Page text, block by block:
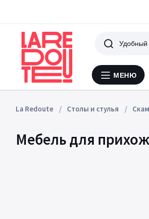
Меню
МЕНЮ
Поиск
La Redoute Столы и стулья
Мебель для